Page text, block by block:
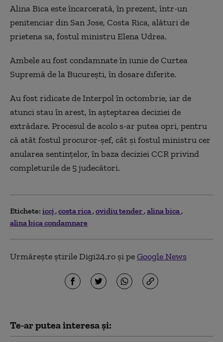
Alina Bica este încarcerată, în prezent, într-un
penitenciar din San Jose, Costa Rica, alături de
prietena sa, fostul ministru Elena Udrea.
Ambele au fost condamnate în iunie de Curtea
Supremă de la Bucureşti, în dosare diferite.
Au fost ridicate de Interpol în octombrie, iar de
atunci stau în arest, în aşteptarea deciziei de
extrădare. Procesul de acolo s-ar putea opri, pentru
că atât fostul procuror-şef, cât şi fostul ministru cer
anularea sentinţelor, în baza deciziei CCR privind
completurile de 5 judecători.
Etichete: iccj costa rica ovidiu tender alina bica
alina bica condamnare
Urmărește știrile Digi24.ro și peGoogle News
Te-ar putea interesa și: